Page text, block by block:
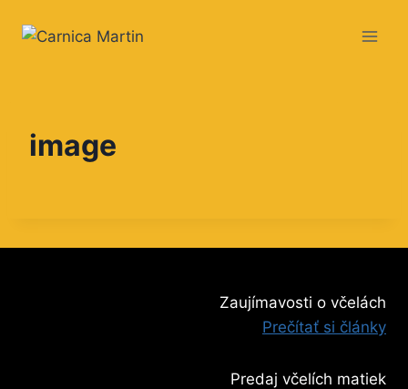
image
Zaujímavosti o včelách
Prečítať si články
Predaj včelích matiek